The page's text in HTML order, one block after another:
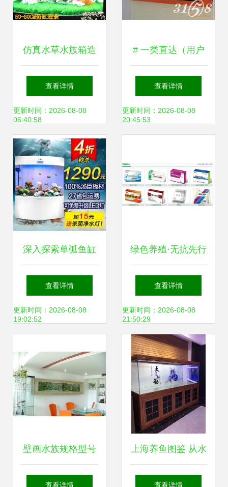
仿真水草水族箱造
景 中款鱼缸装饰，
景观与养护的完美
平衡
查看详情
更新时间：2026-08-08
06:40:58
# 一类直达（用户
亲策） 由专家提供
的北京直接广州等
配套专业加盟教
练；
查看详情
更新时间：2026-08-08
20:45:53
深入探索单弧鱼缸
最新潮流与选购指
南
查看详情
更新时间：2026-08-08
19:02:52
绿色养殖·无抗先行
哈尔滨生物制品二
厂邀您相聚2018长
春畜牧展｜水族技
术创新助力生态养
殖升级
查看详情
更新时间：2026-08-08
21:50:29
壁画水族规格型号
及价格 壁画式水族
查看详情
上海养鱼图鉴 从水
族箱到锦鲤鱼的一
查看详情